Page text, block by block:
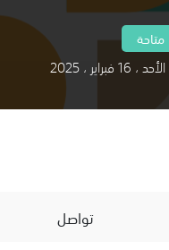
متاحة
تواصل